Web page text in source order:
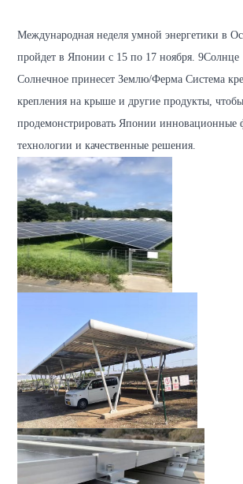
Международная неделя умной энергетики в
пройдет в Японии с 15 по 17 ноября. 9Солнце
Солнечное принесет Землю/Ферма Система
крепления на крыше и другие продукты, чтобы
продемонстрировать Японии инновационные
технологии и качественные решения.